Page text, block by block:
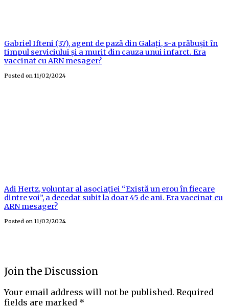
Gabriel Ifteni (37), agent de pază din Galați, s-a prăbușit în
timpul serviciului și a murit din cauza unui infarct. Era
vaccinat cu ARN mesager?
Posted on 11/02/2024
Adi Hertz, voluntar al asociației “Există un erou în fiecare
dintre voi”, a decedat subit la doar 45 de ani. Era vaccinat cu
ARN mesager?
Posted on 11/02/2024
Join the Discussion
Your email address will not be published. Required
fields are marked *